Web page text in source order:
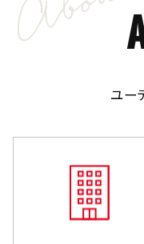
ユー